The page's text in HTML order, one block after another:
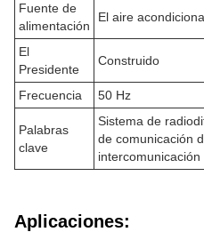
Fuente de
alimentación
El aire
El
Presidente
Construido
Frecuencia 50 Hz
Palabras
clave
Sistema de
de comunicación
Aplicaciones: